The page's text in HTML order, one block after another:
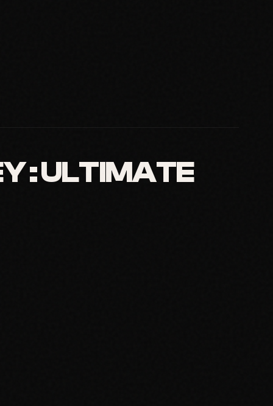
: ULTIMATE